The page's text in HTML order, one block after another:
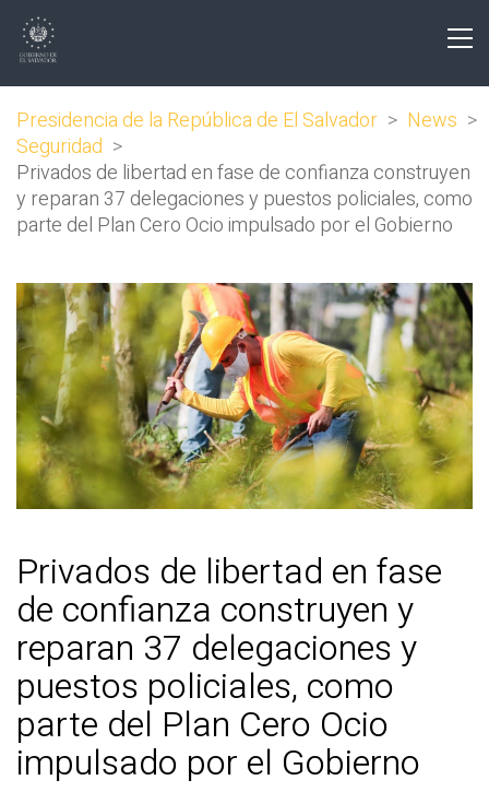
Presidencia de la República de El Salvador > News >
Seguridad >
Privados de libertad en fase de confianza construyen
y reparan 37 delegaciones y puestos policiales, como
parte del Plan Cero Ocio impulsado por el Gobierno
Privados de libertad en fase
de confianza construyen y
reparan 37 delegaciones y
puestos policiales, como
parte del Plan Cero Ocio
impulsado por el Gobierno